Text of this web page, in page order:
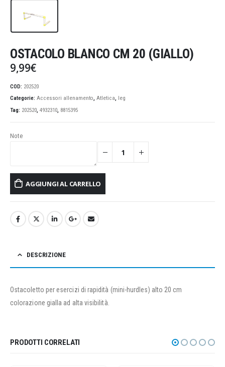
OSTACOLO BLANCO CM 20 (GIALLO)
9,99€
COD: 202520
Categorie: Accessori allenamento, Atletica, leg
Tag: 202520 4932310 8815395
Note
AGGIUNGI AL CARRELLO
DESCRIZIONE
Ostacoletto per esercizi di rapidità (mini-hurdles) alto 20 cm
colorazione gialla ad alta visibilità.
PRODOTTI CORRELATI